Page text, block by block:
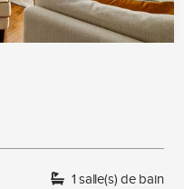
1 salle(s) de bain